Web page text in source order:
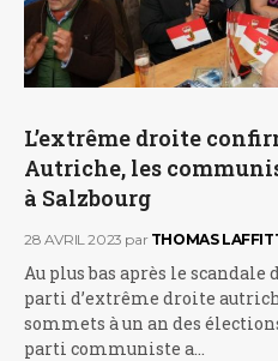
L’extrême droite
Autriche, les
à Salzbourg
28 AVRIL 2023 par THOMAS
Au plus bas après le scandale
parti d’extrême droite
sommets à un an des
parti communiste a…